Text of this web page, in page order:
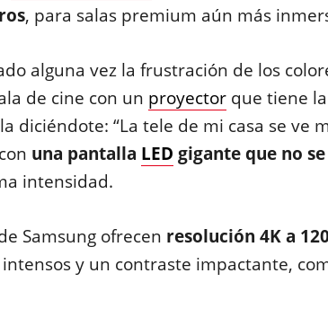
, para salas premium aún más
alguna vez la frustración de los
de cine con un proyectorque tiene
diciéndote: “La tele de mi casa se ve
una pantalla LED gigante que no
intensidad.
Samsung ofrecen resolución 4K a
y un contraste impactante,